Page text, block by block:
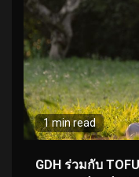
1 min read
GDH ร่วมกับ